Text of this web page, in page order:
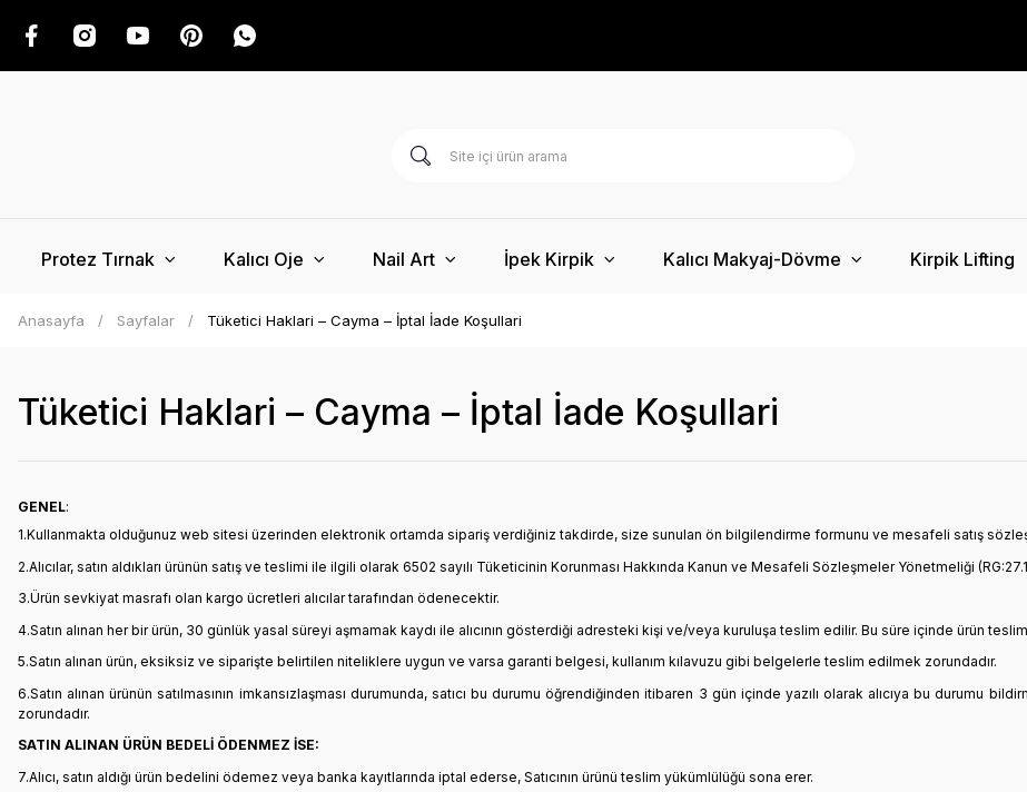
Protez Tırnak Kalıcı Oje Nail Art İpek Kirpik Kalıcı Makyaj-Dövme Kirpik Lifting
Anasayfa Sayfalar Tüketici Haklari – Cayma – İptal İade Koşullari
Tüketici Haklari – Cayma – İptal İade Koşullari
GENEL:
1.Kullanmakta olduğunuz web sitesi üzerinden elektronik ortamda sipariş verdiğiniz takdirde, size sunulan ön bilgilendirme formunu ve mesafeli satış
2.Alıcılar, satın aldıkları ürünün satış ve teslimi ile ilgili olarak 6502 sayılı Tüketicinin Korunması Hakkında Kanun ve Mesafeli Sözleşmeler Yönetmeliği
3.Ürün sevkiyat masrafı olan kargo ücretleri alıcılar tarafından ödenecektir.
4.Satın alınan her bir ürün, 30 günlük yasal süreyi aşmamak kaydı ile alıcının gösterdiği adresteki kişi ve/veya kuruluşa teslim edilir. Bu süre içinde ürün
5.Satın alınan ürün, eksiksiz ve siparişte belirtilen niteliklere uygun ve varsa garanti belgesi, kullanım kılavuzu gibi belgelerle teslim edilmek zorundadır.
6.Satın alınan ürünün satılmasının imkansızlaşması durumunda, satıcı bu durumu öğrendiğinden itibaren 3 gün içinde yazılı olarak alıcıya bu durumu
zorundadır.
SATIN ALINAN ÜRÜN BEDELİ ÖDENMEZ İSE:
7.Alıcı, satın aldığı ürün bedelini ödemez veya banka kayıtlarında iptal ederse, Satıcının ürünü teslim yükümlülüğü sona erer.